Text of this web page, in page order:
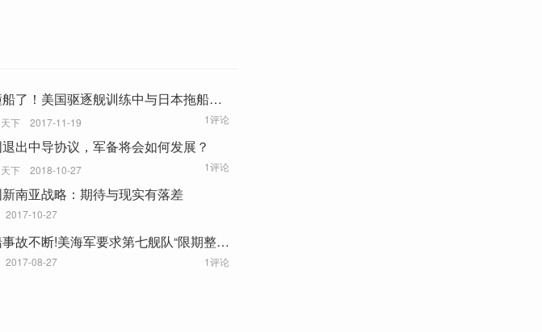
船了！美国驱逐舰训练中与日本拖船相
天下 2017-11-19 1评论
出中导协议，军备将会如何发展？
天下 2018-10-27 1评论
南亚战略：期待与现实有落差
2017-10-27
故不断!美海军要求第七舰队“限期整
2017-08-27 1评论